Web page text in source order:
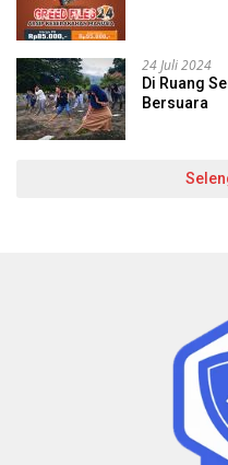
24 Juli 2024
Di Ruang
Bersuara